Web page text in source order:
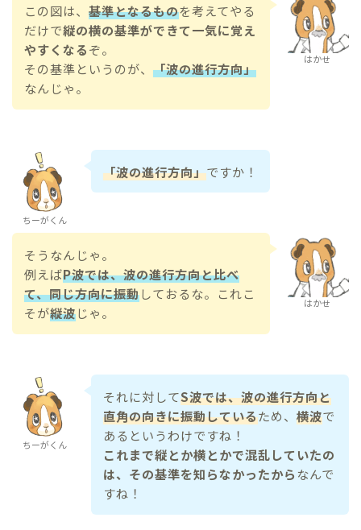
はかせ
この図は、 基準となるものを考えてやる
だけで縦の横の基準ができて一気に覚え
やすくなるぞ。
その基準というのが、 「波の進行方向」
なんじゃ。
ちーがくん
「波の進行方向」ですか！
はかせ
そうなんじゃ。
例えばP波では、波の進行方向と比べ
て、同じ方向に振動しておるな。これこ
そが縦波じゃ。
ちーがくん
それに対してS波では、波の進行方向と
直角の向きに振動しているため、 横波で
あるというわけですね！
これまで縦とか横とかで混乱していたの
は、その基準を知らなかったから なんで
すね！